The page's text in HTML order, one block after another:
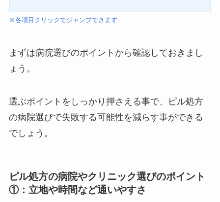
※各項目クリックでジャンプできます
まずは病院選びのポイントから確認しておきまし
ょう。
選ぶポイントをしっかり押さえる事で、ピル処方
の病院選びで失敗する可能性を減らす事ができる
でしょう。
ピル処方の病院やクリニック選びのポイント
①：立地や時間など通いやすさ